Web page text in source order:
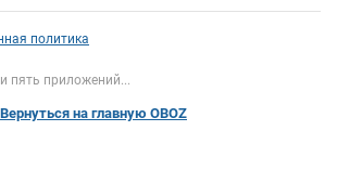
политика
пять приложений...
Вернуться на главную OBOZ